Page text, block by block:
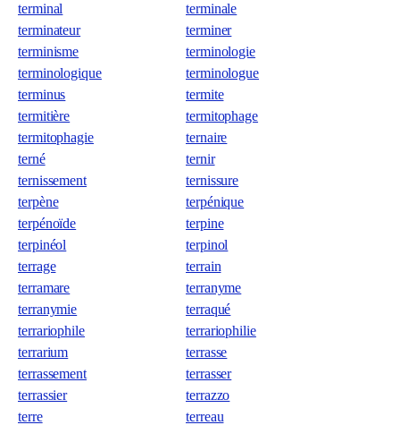
terminal
terminale
terminateur
terminer
terminisme
terminologie
terminologique
terminologue
terminus
termite
termitière
termitophage
termitophagie
ternaire
terné
ternir
ternissement
ternissure
terpène
terpénique
terpénoïde
terpine
terpinéol
terpinol
terrage
terrain
terramare
terranyme
terranymie
terraqué
terrariophile
terrariophilie
terrarium
terrasse
terrassement
terrasser
terrassier
terrazzo
terre
terreau